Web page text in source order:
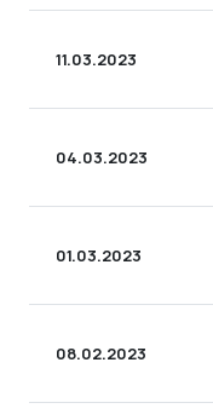
11.03.2023
04.03.2023
01.03.2023
08.02.2023